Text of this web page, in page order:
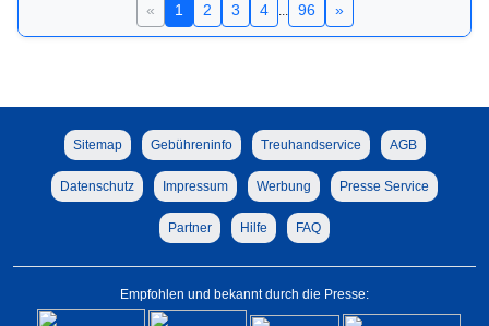
« 1 2 3 4 96 »
Sitemap Gebühreninfo Treuhandservice AGB
Datenschutz Impressum Werbung Presse Service
Partner Hilfe FAQ
Empfohlen und bekannt durch die Presse: